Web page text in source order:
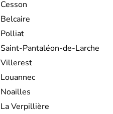
Cesson
Belcaire
Polliat
Saint-Pantaléon-de-Larche
Villerest
Louannec
Noailles
La Verpillière